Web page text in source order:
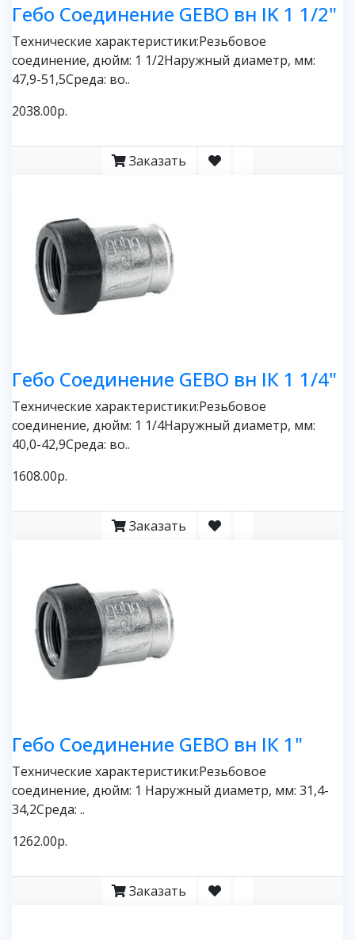
Гебо Соединение GEBO вн IK 1 1/2"
Технические характеристики:Резьбовое
соединение, дюйм: 1 1/2Наружный диаметр, мм:
47,9-51,5Среда: во..
2038.00р.
Заказать
Гебо Соединение GEBO вн IК 1 1/4"
Технические характеристики:Резьбовое
соединение, дюйм: 1 1/4Наружный диаметр, мм:
40,0-42,9Среда: во..
1608.00р.
Заказать
Гебо Соединение GEBO вн IК 1"
Технические характеристики:Резьбовое
соединение, дюйм: 1 Наружный диаметр, мм: 31,4-
34,2Среда: ..
1262.00р.
Заказать